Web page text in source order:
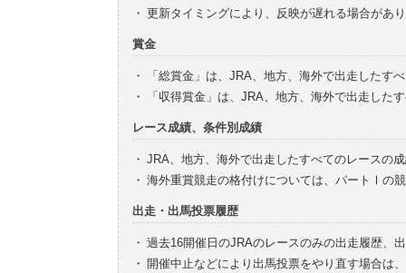
・ 更新タイミングにより、反映が遅れる場合があ
賞金
・
「総賞金」は、JRA、地方、海外で出走したす
・
「収得賞金」は、JRA、地方、海外で出走した
レース成績、条件別成績
・ JRA、地方、海外で出走したすべてのレースの
・ 海外重賞競走の格付けについては、パートⅠの
出走・出馬投票履歴
・ 過去16開催日のJRAのレースのみの出走履歴、
・ 開催中止などにより出馬投票をやり直す場合は